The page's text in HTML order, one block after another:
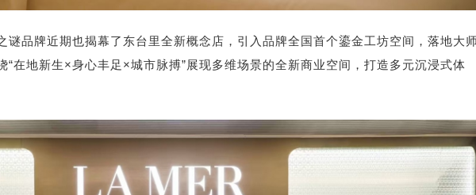
谜品牌近期也揭幕了东台里全新概念店，引入品牌全国首个鎏金工坊空间，落地大
“在地新生×身心丰足×城市脉搏”展现多维场景的全新商业空间，打造多元沉浸式体